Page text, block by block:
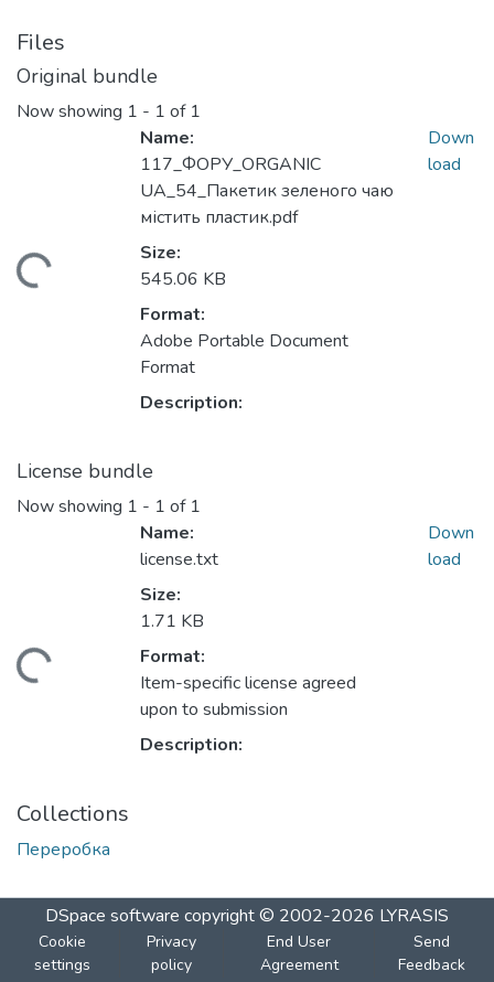
Files
Original bundle
Now showing 1 - 1 of 1
Loading...
Name:
117_ФОРУ_ORGANIC
UA_54_Пакетик зеленого чаю
містить пластик.pdf
Size:
545.06 KB
Format:
Adobe Portable Document
Format
Description:
Down
load
License bundle
Now showing 1 - 1 of 1
Loading...
Name:
license.txt
Size:
1.71 KB
Format:
Item-specific license agreed
upon to submission
Description:
Down
load
Collections
Переробка
DSpace software copyright © 2002-2026 LYRASIS
Cookie
settings
Privacy
policy
End User
Agreement
Send
Feedback